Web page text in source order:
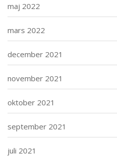
maj 2022
mars 2022
december 2021
november 2021
oktober 2021
september 2021
juli 2021